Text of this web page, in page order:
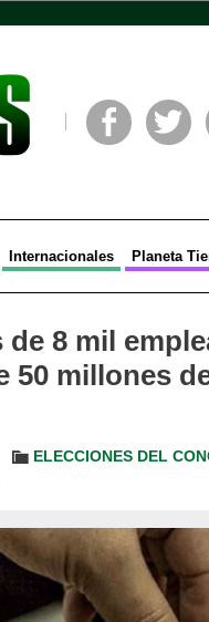
Internacionales Planeta
de 8 mil
50 millones
ELECCIONES DEL